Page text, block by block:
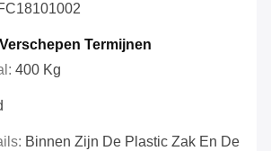
Termijnen
400 Kg
Binnen Zijn De Plastic Zak En De